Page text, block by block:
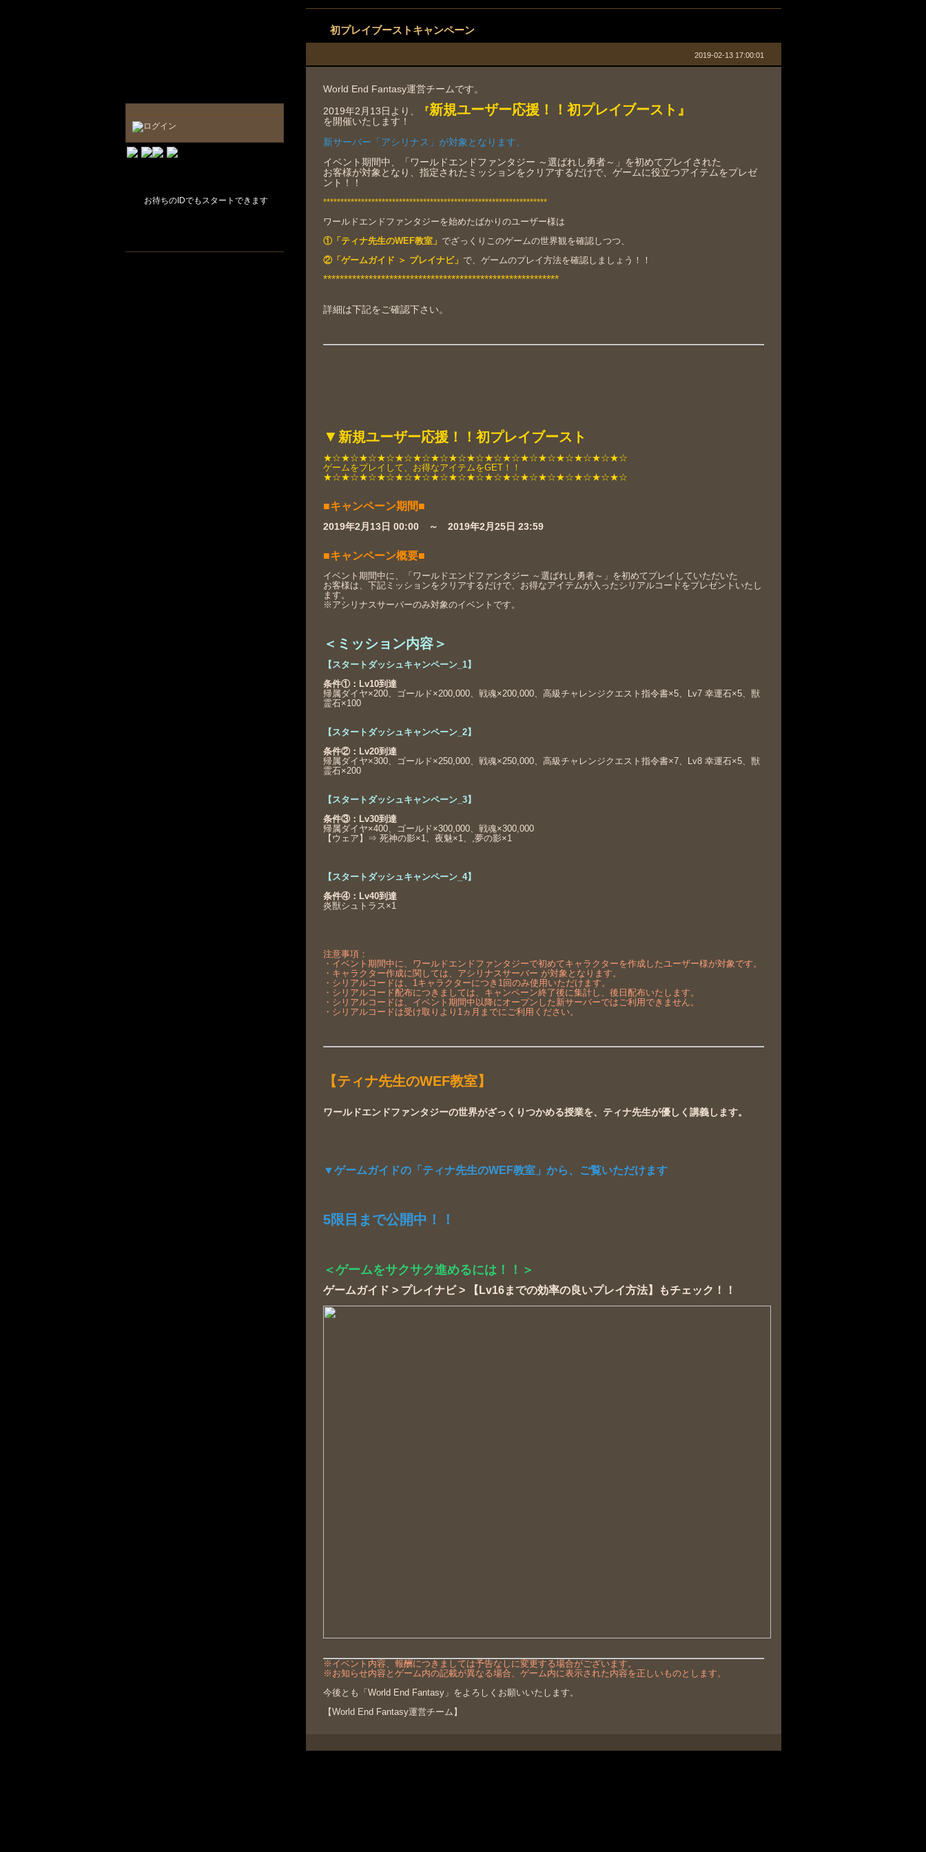
お待ちのIDでもスタートできます
初プレイブーストキャンペーン
2019-02-13 17:00:01
World End Fantasy運営チームです。
2019年2月13日より、
『新規ユーザー応援！！初プレイブースト』
を開催いたします！
新サーバー「アシリナス 」が対象となります。
イベント期間中、「ワールドエンドファンタジー ～選ばれし勇者～」を初めてプレイされた
お客様が対象となり、指定されたミッションをクリアするだけで、ゲームに役立つアイテムをプレゼ
ント！！
*****************************************************************
ワールドエンドファンタジーを始めたばかりのユーザー様は
① 「ティナ先生のWEF教室」 でざっくりこのゲームの世界観を確認しつつ、
②「ゲームガイド ＞ プレイナビ」 で、ゲームのプレイ方法を確認しましょう！！
*********************************************************
詳細は下記をご確認下さい。
▼ 新規ユーザー応援！！初プレイブースト
★☆★☆★☆★☆★☆★☆★☆★☆★☆★☆★☆★☆★☆★☆★☆★☆★☆
ゲームをプレイして、お得なアイテムをGET！！
★☆★☆★☆★☆★☆★☆★☆★☆★☆★☆★☆★☆★☆★☆★☆★☆★☆
■キャンペーン期間■
2019年2月13日 00:00 ～ 2019年2月25日 23:59
■キャンペーン概要■
イベント期間中に、「ワールドエンドファンタジー ～選ばれし勇者～」を初めてプレイしていただいた
お客様は、下記ミッションをクリアするだけで、お得なアイテムが入ったシリアルコードをプレゼントいたし
ます。
※アシリナスサーバーのみ対象のイベントです。
＜ミッション内容＞
【スタートダッシュキャンペーン_1】
条件①：Lv10到達
帰属ダイヤ×200、ゴールド×200,000、戦魂×200,000、高級チャレンジクエスト指令書×5、Lv7 幸運石×5、獣
霊石×100
【スタートダッシュキャンペーン_2】
条件②：Lv20到達
帰属ダイヤ×300、ゴールド×250,000、戦魂×250,000、高級チャレンジクエスト指令書×7、Lv8 幸運石×5、獣
霊石×200
【スタートダッシュキャンペーン_3】
条件③：Lv30到達
帰属ダイヤ×400、ゴールド×300,000、戦魂×300,000
【ウェア】⇒ 死神の影×1、夜魅×1、,夢の影×1
【スタートダッシュキャンペーン_4】
条件④：Lv40到達
炎獣シュトラス×1
注意事項：
・イベント期間中に、ワールドエンドファンタジーで初めてキャラクターを作成したユーザー様が対象です。
・キャラクター作成に関しては、アシリナスサーバー が対象となります。
・シリアルコードは、1キャラクターにつき1回のみ使用いただけます。
・シリアルコード配布につきましては、キャンペーン終了後に集計し、後日配布いたします。
・シリアルコードは、イベント期間中以降にオープンした新サーバーではご利用できません。
・シリアルコードは受け取りより1ヵ月までにご利用ください。
【ティナ先生のWEF教室】
ワールドエンドファンタジーの世界がざっくりつかめる授業を、ティナ先生が優しく講義します。
▼ゲームガイドの「ティナ先生のWEF教室」から、ご覧いただけます
5限目まで公開中！！
＜ゲームをサクサク進めるには！！＞
ゲームガイド > プレイナビ > 【Lv16までの効率の良いプレイ方法】もチェック！！
※イベント内容、報酬につきましては予告なしに変更する場合がございます。
※お知らせ内容とゲーム内の記載が異なる場合、ゲーム内に表示された内容を正しいものとします。
今後とも「World End Fantasy」をよろしくお願いいたします。
【World End Fantasy運営チーム】